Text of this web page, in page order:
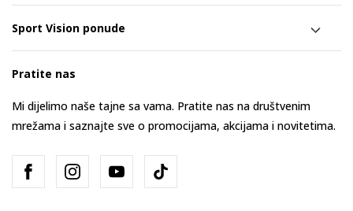
Sport Vision ponude
Pratite nas
Mi dijelimo naše tajne sa vama. Pratite nas na društvenim
mrežama i saznajte sve o promocijama, akcijama i novitetima.